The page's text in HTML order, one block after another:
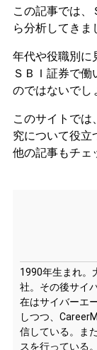
この記事では、
ら分析してきま
年代や役職別に
ＳＢＩ証券で
のではないでし
このサイトでは
究について役立
他の記事もチェ
1990年生まれ。
社。その後サイ
在はサイバーエ
しつつ、
信している。ま
スを行っている